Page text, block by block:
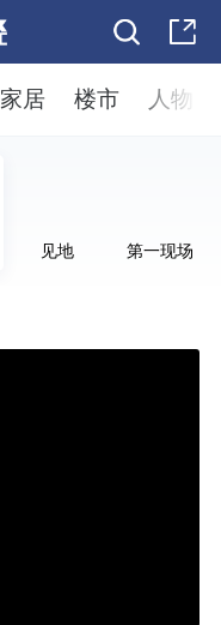
家居 楼市 人物
见地 第一现场